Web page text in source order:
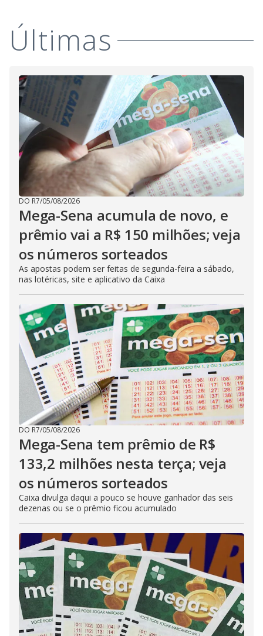
Últimas
DO R7/05/08/2026
Mega-Sena acumula de novo, e
prêmio vai a R$ 150 milhões; veja
os números sorteados
As apostas podem ser feitas de segunda-feira a sábado,
nas lotéricas, site e aplicativo da Caixa
DO R7/05/08/2026
Mega-Sena tem prêmio de R$
133,2 milhões nesta terça; veja
os números sorteados
Caixa divulga daqui a pouco se houve ganhador das seis
dezenas ou se o prêmio ficou acumulado